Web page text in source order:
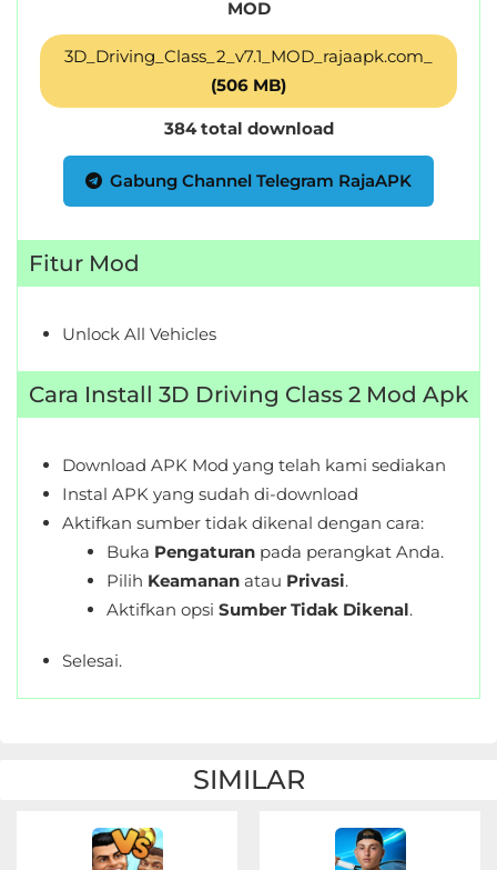
MOD
3D_Driving_Class_2_v7.1_MOD_rajaapk.com_
(506 MB)
384 total download
Gabung Channel Telegram RajaAPK
Fitur Mod
Unlock All Vehicles
Cara Install 3D Driving Class 2 Mod Apk
Download APK Mod yang telah kami sediakan
Instal APK yang sudah di-download
Aktifkan sumber tidak dikenal dengan cara:
Buka Pengaturan pada perangkat Anda.
Pilih Keamanan atau Privasi.
Aktifkan opsi Sumber Tidak Dikenal.
Selesai.
SIMILAR